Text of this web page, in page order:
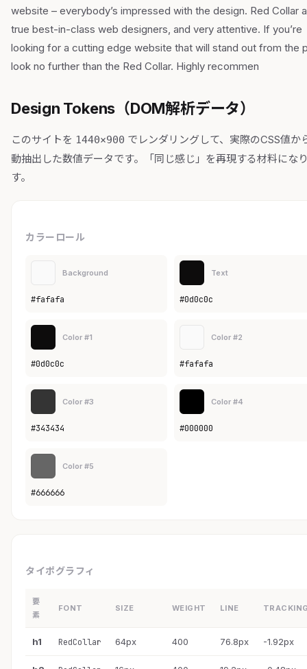
website – everybody’s impressed with the design. Red Collar
true best-in-class web designers, and very attentive. If you’re
looking for a cutting edge website that will stand out from the
look no further than the Red Collar. Highly recommen
Design Tokens（DOM解析データ）
このサイトを 1440×900 でレンダリングして、実際のCSS値か
動抽出した数値データです。「同じ感じ」を再現する材料にな
す。
カラーロール
Background
#fafafa
Text
#0d0c0c
Color #1
#0d0c0c
Color #2
#fafafa
Color #3
#343434
Color #4
#000000
Color #5
#666666
タイポグラフィ
要
素
FONT SIZE WEIGHT LINE
h1 RedCollar 64px 400 76.8px -1.92px